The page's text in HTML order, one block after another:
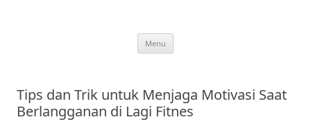
Menu
Tips dan Trik untuk Menjaga Motivasi Saat
Berlangganan di Lagi Fitnes